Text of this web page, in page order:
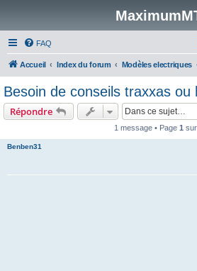
FAQ
Accueil Index du forum Modèles electriques
Besoin de conseils traxxas ou
Répondre
1 message • Page 1 sur
Benben31